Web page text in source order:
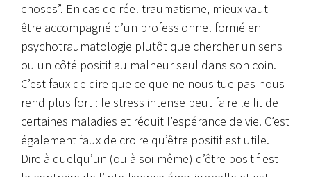
choses”. En cas de réel traumatisme, mieux vaut
être accompagné d’un professionnel formé en
psychotraumatologie plutôt que chercher un sens
ou un côté positif au malheur seul dans son coin.
C’est faux de dire que ce que ne nous tue pas nous
rend plus fort : le stress intense peut faire le lit de
certaines maladies et réduit l’espérance de vie. C’est
également faux de croire qu’être positif est utile.
Dire à quelqu’un (ou à soi-même) d’être positif est